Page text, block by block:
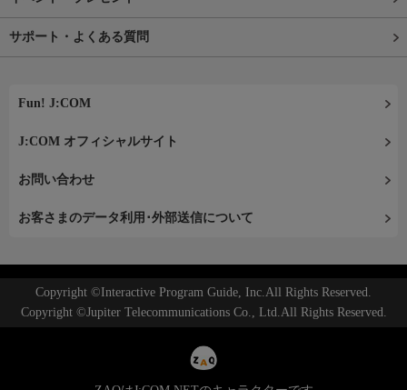
サポート・よくある質問
Fun! J:COM
J:COM オフィシャルサイト
お問い合わせ
お客さまのデータ利用･外部送信について
Copyright ©Interactive Program Guide, Inc.All Rights Reserved.
Copyright ©Jupiter Telecommunications Co., Ltd.All Rights Reserved.